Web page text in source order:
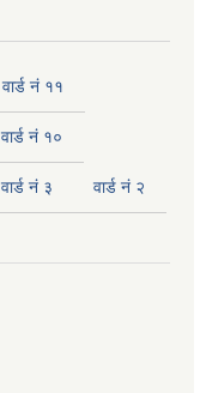
वार्ड नं ११
वार्ड नं १०
वार्ड नं ३ वार्ड नं २